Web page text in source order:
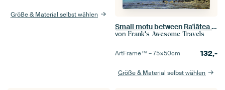
Größe & Material selbst wählen
Small motu between Ra'iātea and Taha'a
von Frank's Awesome Travels
ArtFrame™ –75×50cm 132,-
Größe & Material selbst wählen